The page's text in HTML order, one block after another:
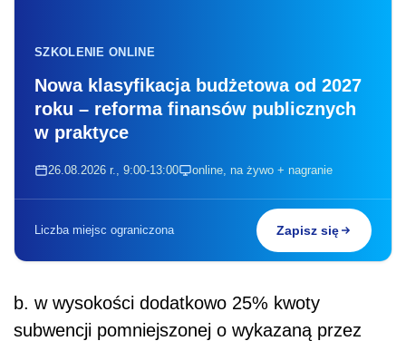
SZKOLENIE ONLINE
Nowa klasyfikacja budżetowa od 2027
roku – reforma finansów publicznych
w praktyce
26.08.2026 r., 9:00-13:00 online, na żywo + nagranie
Liczba miejsc ograniczona Zapisz się
b. w wysokości dodatkowo 25% kwoty
subwencji pomniejszonej o wykazaną przez